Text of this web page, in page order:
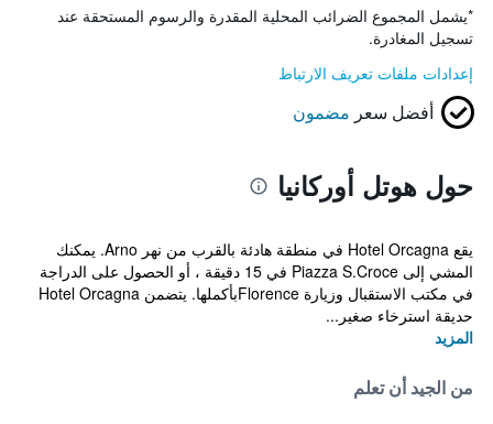
*يشمل المجموع الضرائب المحلية المقدرة والرسوم المستحقة عند
تسجيل المغادرة.
إعدادات ملفات تعريف الارتباط
أفضل سعر مضمون
حول هوتل أوركانيا
يقع Hotel Orcagna في منطقة هادئة بالقرب من نهر Arno. يمكنك
المشي إلى Piazza S.Croce في 15 دقيقة ، أو الحصول على الدراجة
في مكتب الاستقبال وزيارة Florenceبأكملها. يتضمن Hotel Orcagna
حديقة استرخاء صغير...
المزيد
من الجيد أن تعلم